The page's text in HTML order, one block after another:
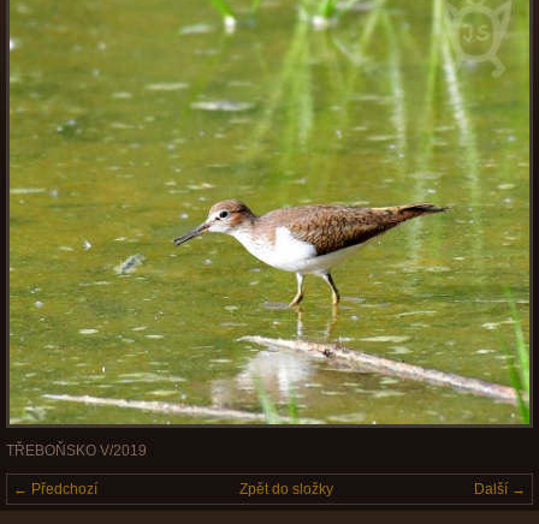
TŘEBOŇSKO V/2019
← Předchozí Další →
Zpět do složky